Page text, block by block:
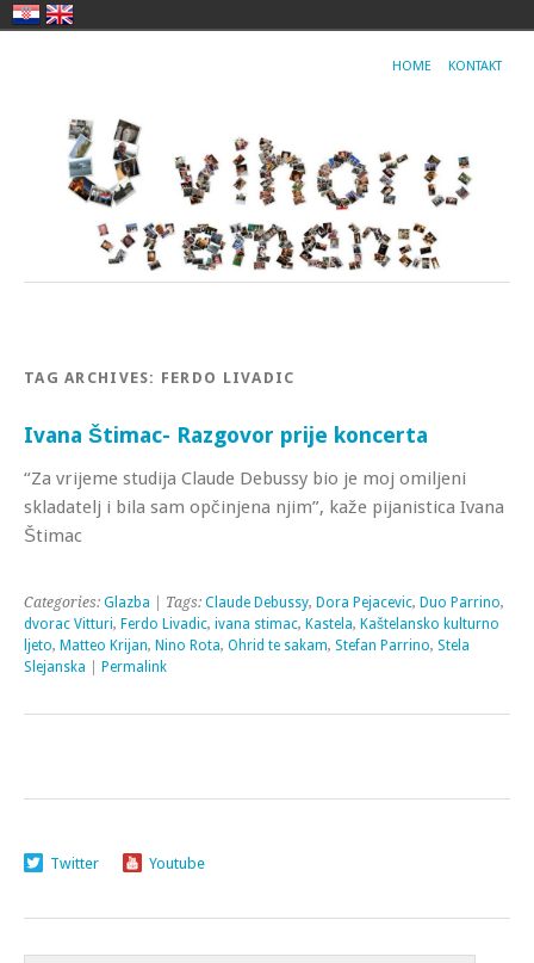
HOME KONTAKT
TAG ARCHIVES: FERDO LIVADIC
Ivana Štimac- Razgovor prije koncerta
“Za vrijeme studija Claude Debussy bio je moj omiljeni
skladatelj i bila sam opčinjena njim”, kaže pijanistica Ivana
Štimac
Categories: Glazba | Tags: Claude Debussy, Dora Pejacevic, Duo Parrino,
dvorac Vitturi, Ferdo Livadic, ivana stimac, Kastela, Kaštelansko kulturno
ljeto, Matteo Krijan, Nino Rota, Ohrid te sakam, Stefan Parrino, Stela
Slejanska
Permalink
Twitter Youtube